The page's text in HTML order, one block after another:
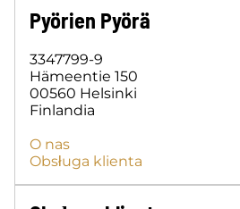
Pyörien Pyörä
3347799-9
Hämeentie 150
00560 Helsinki
Finlandia
O nas
Obsługa klienta